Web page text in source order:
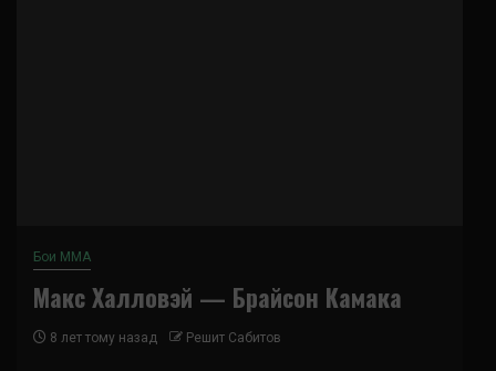
Бои ММА
Макс Халловэй — Брайсон Камака
8 лет тому назад Решит Сабитов